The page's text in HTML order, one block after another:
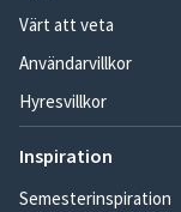
Värt att veta
Användarvillkor
Hyresvillkor
Inspiration
Semesterinspiration